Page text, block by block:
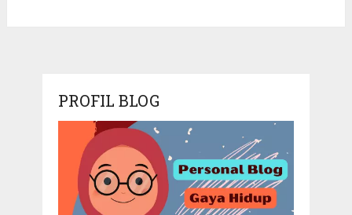
PROFIL BLOG